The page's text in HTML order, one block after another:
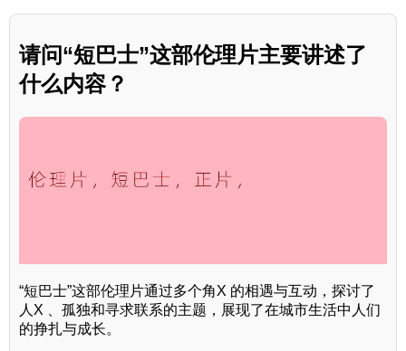
请问“短巴士”这部伦理片主要讲述了
什么内容？
“短巴士”这部伦理片通过多个角X 的相遇与互动，探讨了
人X 、孤独和寻求联系的主题，展现了在城市生活中人们
的挣扎与成长。